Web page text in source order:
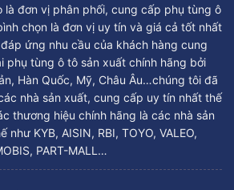
là đơn vị phân phối, cung cấp phụ tùng ô
chọn là đơn vị uy tín và giá cả tốt nhất
ứng nhu cầu của khách hàng cung
phụ tùng ô tô sản xuất chính hãng bởi
Hàn Quốc, Mỹ, Châu Âu…chúng tôi đã
nhà sản xuất, cung cấp uy tín nhất thế
thương hiệu chính hãng là các nhà sản
KYB, AISIN, RBI, TOYO, VALEO,
PART-MALL…